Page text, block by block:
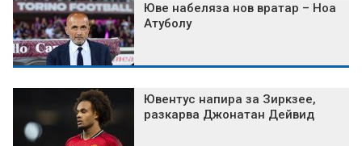
Юве набеляза нов вратар – Ноа
Атуболу
Ювентус напира за Зиркзее,
разкарва Джонатан Дейвид